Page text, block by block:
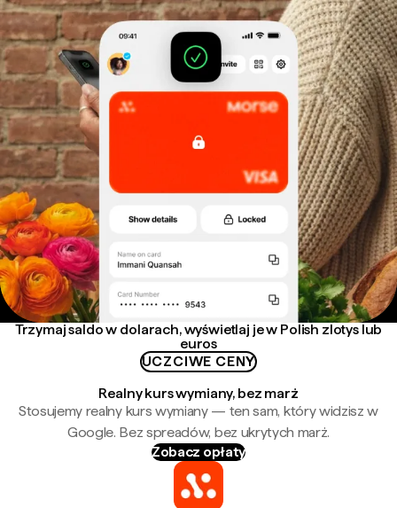
Trzymaj saldo w dolarach, wyświetlaj je w Polish zlotys lub
euros
UCZCIWE CENY
Realny kurs wymiany, bez marż
Stosujemy realny kurs wymiany — ten sam, który widzisz w
Google. Bez spreadów, bez ukrytych marż.
Zobacz opłaty